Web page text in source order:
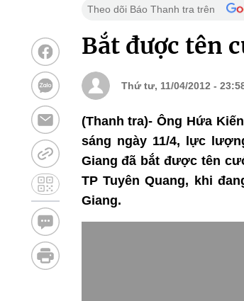
Theo dõi Báo Thanh tra trên
Bắt được tên
Thứ tư, 11/04/2012 -
(Thanh tra)- Ông Hứa
sáng ngày 11/4, lực
Giang đã bắt được tên
TP Tuyên Quang, khi
Giang.